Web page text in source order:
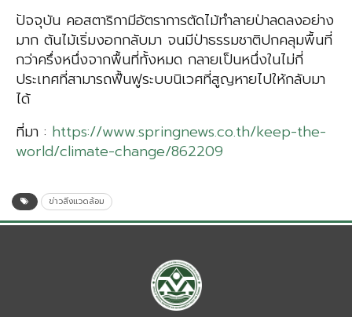
ปัจจุบัน คอสตาริกามีอัตราการตัดไม้ทำลายป่าลดลงอย่าง
มาก ต้นไม้เริ่มงอกกลับมา จนมีป่าธรรมชาติปกคลุมพื้นที่
กว่าครึ่งหนึ่งจากพื้นที่ทั้งหมด กลายเป็นหนึ่งในไม่กี่
ประเทศที่สามารถฟื้นฟูระบบนิเวศที่สูญหายไปให้กลับมา
ได้
ที่มา : https://www.springnews.co.th/keep-the-
world/climate-change/862209
ข่าวสิ่งแวดล้อม